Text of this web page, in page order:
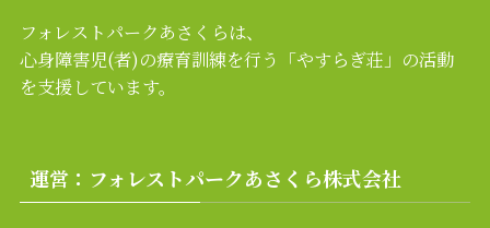
フォレストパークあさくらは、
心身障害児(者)の療育訓練を行う「やすらぎ荘」の活動
を支援しています。
運営：フォレストパークあさくら株式会社